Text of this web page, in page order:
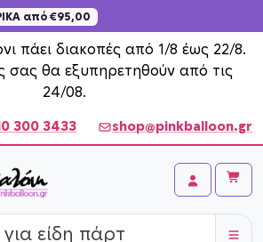
από €95,00
πάει διακοπές από 1/8 έως 22/8.
σας θα εξυπηρετηθούν από τις
24/08.
300 3433 shop@pinkballoon.gr
Account
Cart